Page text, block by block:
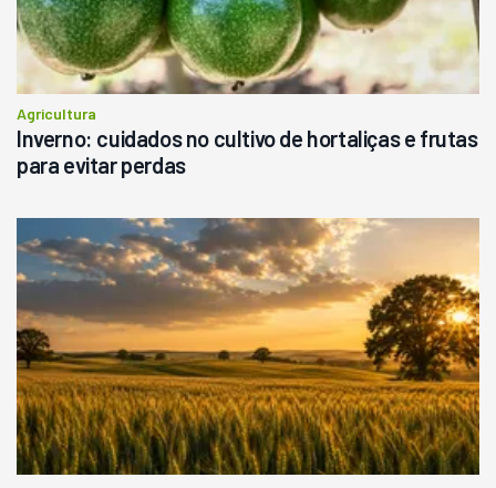
Agricultura
Inverno: cuidados no cultivo de hortaliças e frutas
para evitar perdas